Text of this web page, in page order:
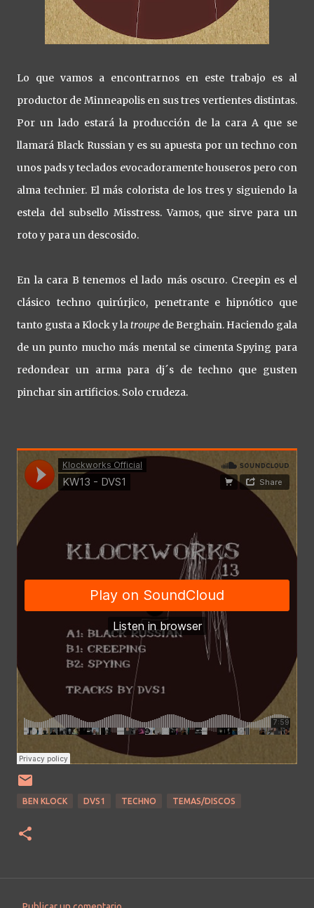
Lo que vamos a encontrarnos en este trabajo es al
productor de Minneapolis en sus tres vertientes distintas.
Por un lado estará la producción de la cara A que se
llamará Black Russian y es su apuesta por un techno con
unos pads y teclados evocadoramente houseros pero con
alma technier. El más colorista de los tres y siguiendo la
estela del subsello Misstress. Vamos, que sirve para un
roto y para un descosido.
En la cara B tenemos el lado más oscuro. Creepin es el
clásico techno quirúrjico, penetrante e hipnótico que
tanto gusta a Klock y latroupe de Berghain. Haciendo gala
de un punto mucho más mental se cimenta Spying para
redondear un arma para dj´s de techno que gusten
pinchar sin artificios. Solo crudeza.
BEN KLOCK DVS1 TECHNO TEMAS/DISCOS